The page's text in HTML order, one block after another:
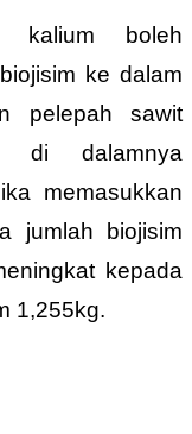
kalium boleh
ke dalam
pelepah sawit
di dalamnya
memasukkan
jumlah biojisim
kepada
1,255kg.